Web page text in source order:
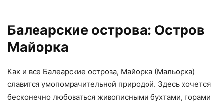
Балеарские острова: Остров
Майорка
Как и все Балеарские острова, Майорка (Мальорка)
славится умопомрачительной природой. Здесь хочется
бесконечно любоваться живописными бухтами, горами